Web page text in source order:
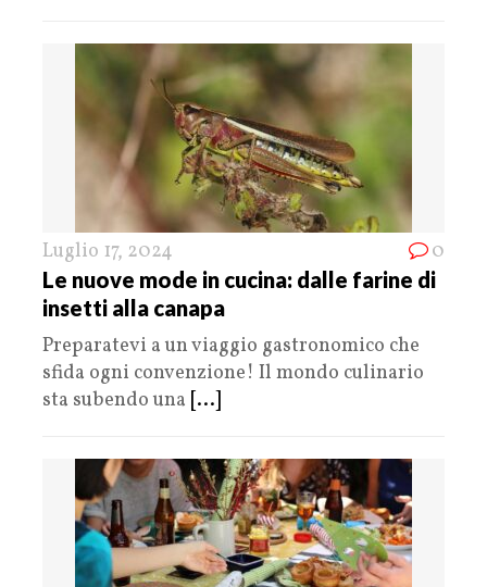
Luglio 17, 2024 0
Le nuove mode in cucina: dalle farine di
insetti alla canapa
Preparatevi a un viaggio gastronomico che
sfida ogni convenzione! Il mondo culinario
sta subendo una [...]